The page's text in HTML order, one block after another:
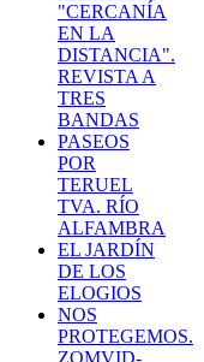
"CERCANÍA
EN LA
DISTANCIA".
REVISTA A
TRES
BANDAS
PASEOS
POR
TERUEL
TVA. RÍO
ALFAMBRA
EL JARDÍN
DE LOS
ELOGIOS
NOS
PROTEGEMOS.
ZOMVID-